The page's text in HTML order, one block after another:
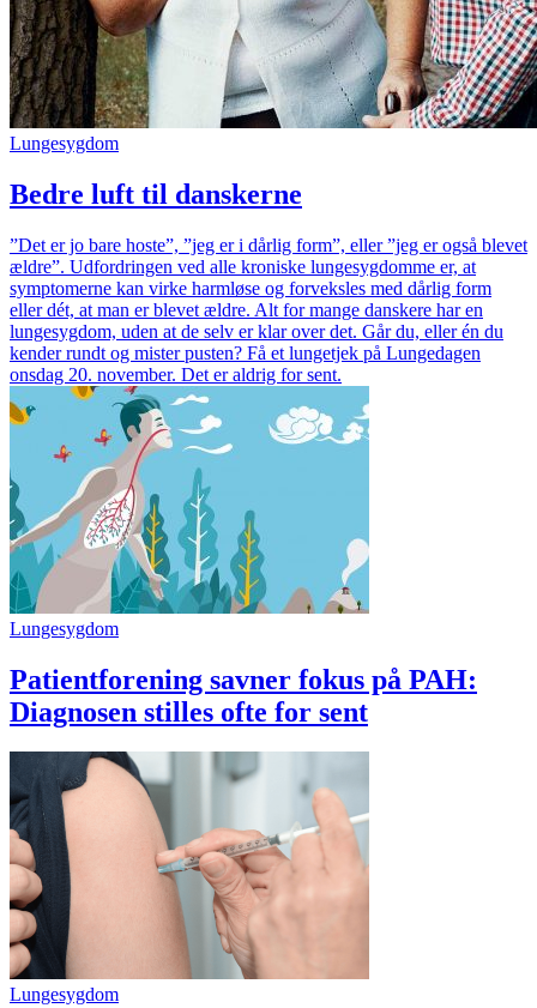
Lungesygdom
Bedre luft til danskerne
”Det er jo bare hoste”, ”jeg er i dårlig form”, eller ”jeg er også blevet
ældre”. Udfordringen ved alle kroniske lungesygdomme er, at
symptomerne kan virke harmløse og forveksles med dårlig form
eller dét, at man er blevet ældre. Alt for mange danskere har en
lungesygdom, uden at de selv er klar over det. Går du, eller én du
kender rundt og mister pusten? Få et lungetjek på Lungedagen
onsdag 20. november. Det er aldrig for sent.
Lungesygdom
Patientforening savner fokus på PAH:
Diagnosen stilles ofte for sent
Lungesygdom